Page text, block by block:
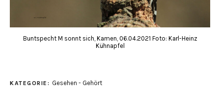
Buntspecht M sonnt sich, Kamen, 06.04.2021 Foto: Karl-Heinz
Kühnapfel
KATEGORIE: Gesehen - Gehört